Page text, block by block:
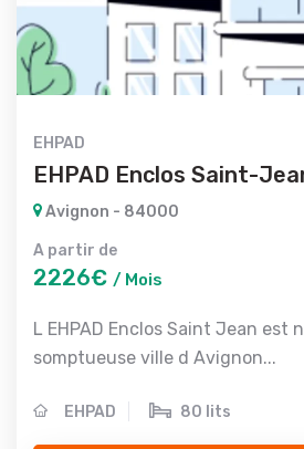
EHPAD
EHPAD Enclos Saint-
Avignon - 84000
A partir de
2226€ / Mois
L EHPAD Enclos Saint Jean est
somptueuse ville d Avignon...
EHPAD 80 lits